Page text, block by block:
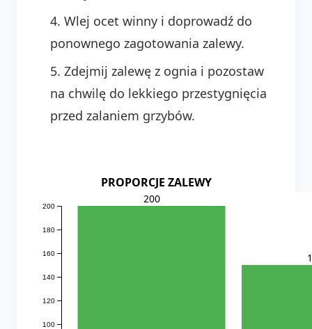
Wlej ocet winny i doprowadź do
ponownego zagotowania zalewy.
Zdejmij zalewę z ognia i pozostaw
na chwilę do lekkiego przestygnięcia
przed zalaniem grzybów.
PROPORCJE ZALEWY
100
120
140
160
180
200
200